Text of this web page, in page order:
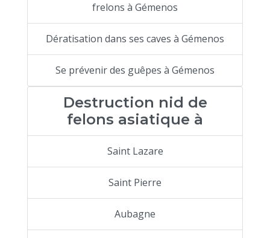
frelons à Gémenos
Dératisation dans ses caves à Gémenos
Se prévenir des guêpes à Gémenos
Destruction nid de
felons asiatique à
Saint Lazare
Saint Pierre
Aubagne